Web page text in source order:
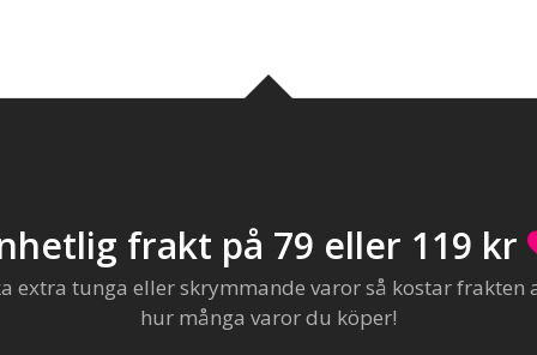
frakt på 79 eller 119 kr
extra tunga eller skrymmande varor så kostar
hur många varor du köper!